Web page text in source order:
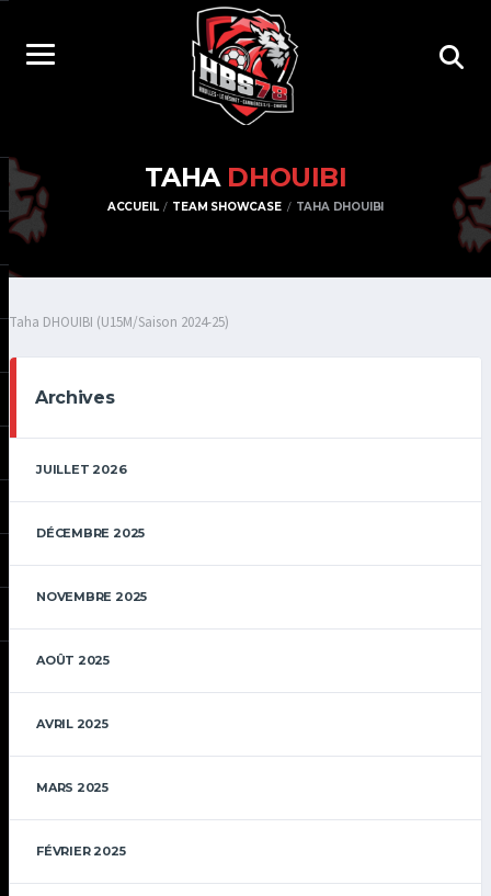
TAHA DHOUIBI
ACCUEIL TEAM SHOWCASE TAHA DHOUIBI
Taha DHOUIBI (U15M/Saison 2024-25)
Archives
JUILLET 2026
DÉCEMBRE 2025
NOVEMBRE 2025
AOÛT 2025
AVRIL 2025
MARS 2025
FÉVRIER 2025